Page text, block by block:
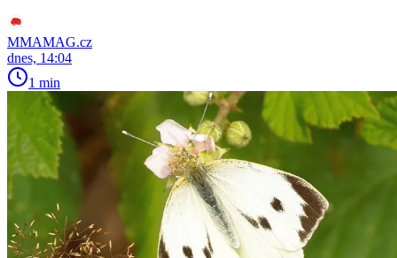
MMAMAG.cz
dnes, 14:04
1 min